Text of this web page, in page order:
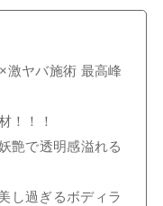
激ヤバ施術 最高峰
！！！
艶で透明感溢れる
し過ぎるボディラ